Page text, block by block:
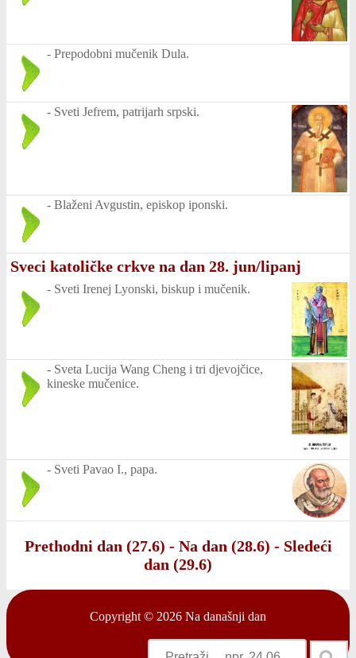
- Prepodobni mučenik Dula.
- Sveti Jefrem, patrijarh srpski.
- Blaženi Avgustin, episkop iponski.
Sveci katoličke crkve na dan 28. jun/lipanj
- Sveti Irenej Lyonski, biskup i mučenik.
- Sveta Lucija Wang Cheng i tri djevojčice,
kineske mučenice.
- Sveti Pavao I., papa.
Prethodni dan (27.6) - Na dan (28.6) - Sledeći
dan (29.6)
Copyright © 2026 Na današnji dan